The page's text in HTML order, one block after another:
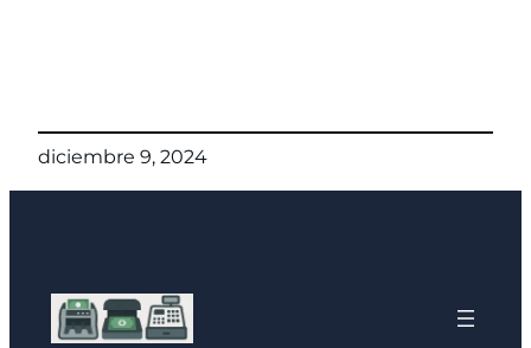
diciembre 9, 2024